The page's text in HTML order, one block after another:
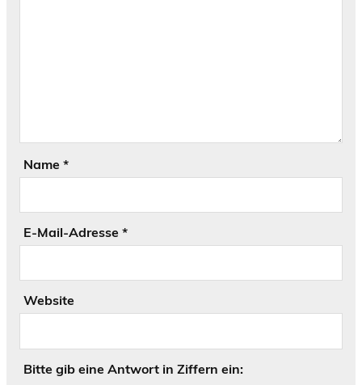
Name *
E-Mail-Adresse *
Website
Bitte gib eine Antwort in Ziffern ein: